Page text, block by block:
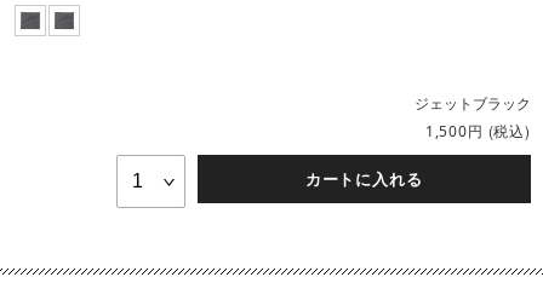
ジェットブラック
1,500円 (税込)
カートに入れる